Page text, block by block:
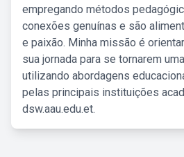
empregando métodos
conexões genuínas e são
e paixão. Minha missão é
sua jornada para se tornarem
utilizando abordagens
pelas principais instituições
dsw.aau.edu.et.